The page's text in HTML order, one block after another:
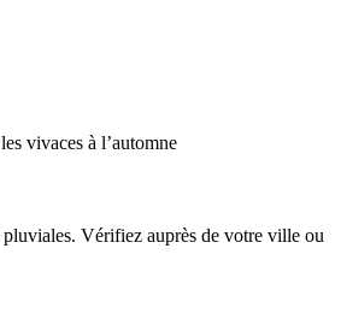
vivaces à l’automne
Vérifiez auprès de votre ville ou